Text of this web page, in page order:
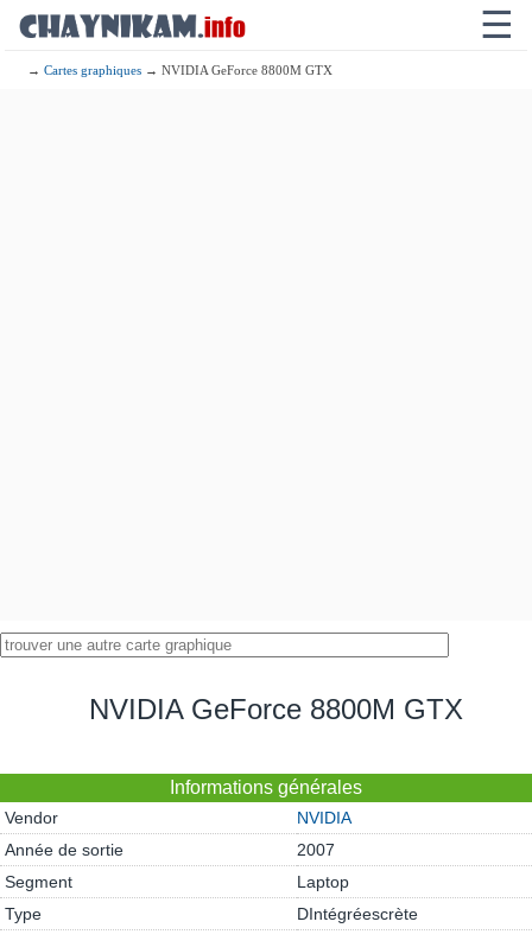
☰
→Cartes graphiques → NVIDIA GeForce 8800M GTX
NVIDIA GeForce 8800M GTX
Informations générales
Vendor
NVIDIA
Année de sortie
2007
Segment
Laptop
Type
DIntégréescrète